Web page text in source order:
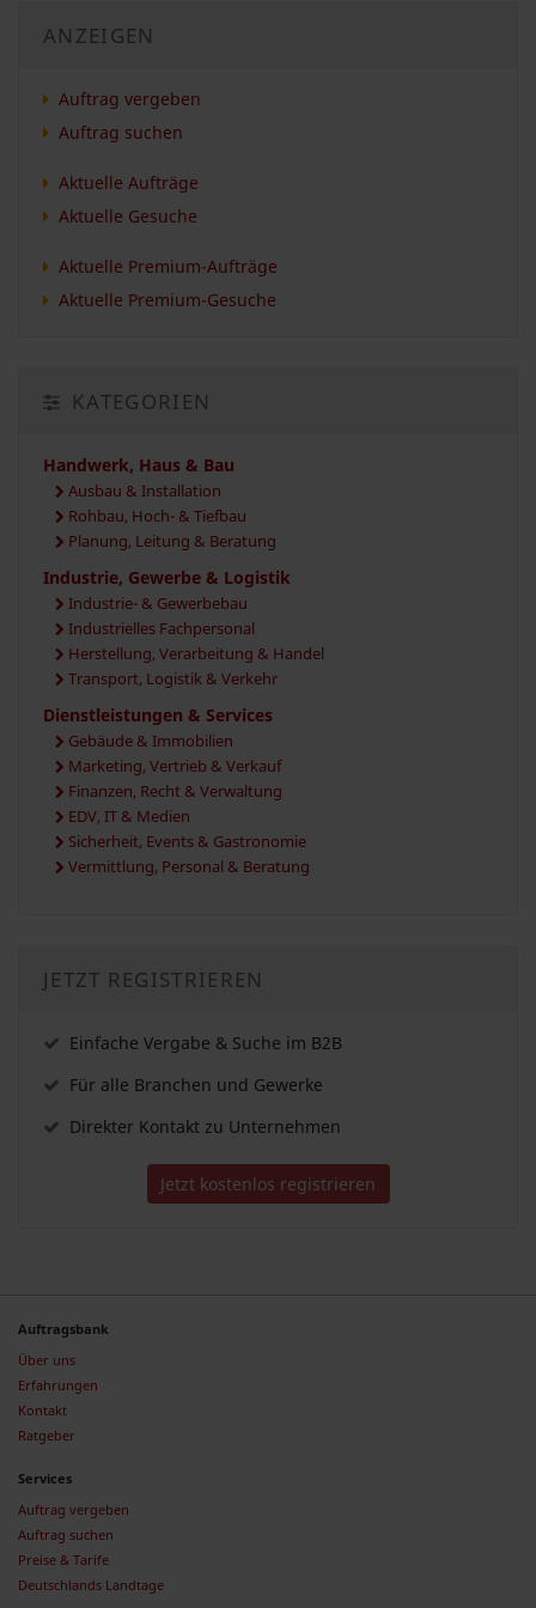
ANZEIGEN
Auftrag vergeben
Auftrag suchen
Aktuelle Aufträge
Aktuelle Gesuche
Aktuelle Premium-Aufträge
Aktuelle Premium-Gesuche
KATEGORIEN
Handwerk, Haus & Bau
Ausbau & Installation
Rohbau, Hoch- & Tiefbau
Planung, Leitung & Beratung
Industrie, Gewerbe & Logistik
Industrie- & Gewerbebau
Industrielles Fachpersonal
Herstellung, Verarbeitung & Handel
Transport, Logistik & Verkehr
Dienstleistungen & Services
Gebäude & Immobilien
Marketing, Vertrieb & Verkauf
Finanzen, Recht & Verwaltung
EDV, IT & Medien
Sicherheit, Events & Gastronomie
Vermittlung, Personal & Beratung
JETZT REGISTRIEREN
Einfache Vergabe & Suche im B2B
Für alle Branchen und Gewerke
Direkter Kontakt zu Unternehmen
Jetzt kostenlos registrieren
Auftragsbank
Über uns
Erfahrungen
Kontakt
Ratgeber
Services
Auftrag vergeben
Auftrag suchen
Preise & Tarife
Deutschlands Landtage